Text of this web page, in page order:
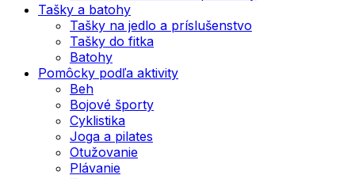
Tašky a batohy
Tašky na jedlo a príslušenstvo
Tašky do fitka
Batohy
Pomôcky podľa aktivity
Beh
Bojové športy
Cyklistika
Joga a pilates
Otužovanie
Plávanie